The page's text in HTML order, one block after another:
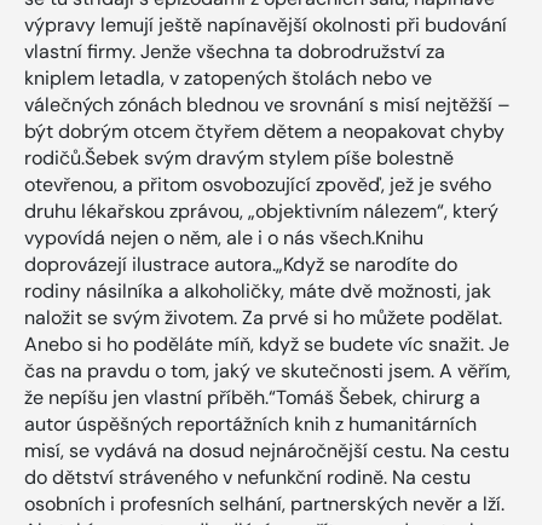
výpravy lemují ještě napínavější okolnosti při budování
vlastní firmy. Jenže všechna ta dobrodružství za
kniplem letadla, v zatopených štolách nebo ve
válečných zónách blednou ve srovnání s misí nejtěžší –
být dobrým otcem čtyřem dětem a neopakovat chyby
rodičů.Šebek svým dravým stylem píše bolestně
otevřenou, a přitom osvobozující zpověď, jež je svého
druhu lékařskou zprávou, „objektivním nálezem“, který
vypovídá nejen o něm, ale i o nás všech.Knihu
doprovázejí ilustrace autora.„Když se narodíte do
rodiny násilníka a alkoholičky, máte dvě možnosti, jak
naložit se svým životem. Za prvé si ho můžete podělat.
Anebo si ho poděláte míň, když se budete víc snažit. Je
čas na pravdu o tom, jaký ve skutečnosti jsem. A věřím,
že nepíšu jen vlastní příběh.“Tomáš Šebek, chirurg a
autor úspěšných reportážních knih z humanitárních
misí, se vydává na dosud nejnáročnější cestu. Na cestu
do dětství stráveného v nefunkční rodině. Na cestu
osobních i profesních selhání, partnerských nevěr a lží.